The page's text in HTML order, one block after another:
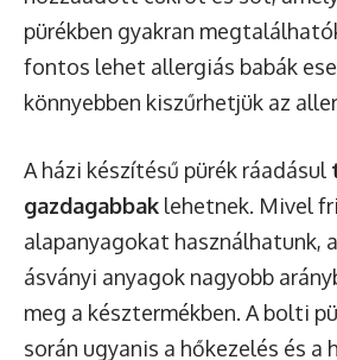
pürékben gyakran
fontos lehet allergiás babák
könnyebben kiszűrhetjük az
A házi készítésű pürék ráadásul
gazdagabbak lehetnek. Mivel
alapanyagokat használhatunk,
ásványi anyagok nagyobb
meg a késztermékben. A bolti
során ugyanis a hőkezelés és a